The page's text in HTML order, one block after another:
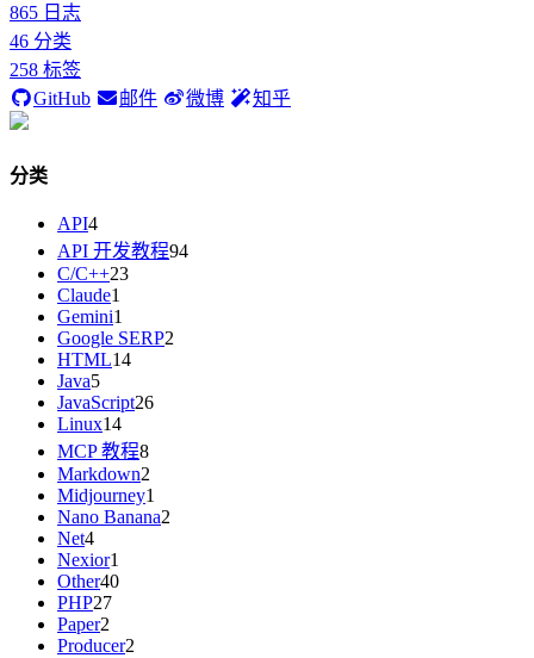
865 日志
46 分类
258 标签
GitHub
邮件 微博 知乎
分类
API4
API 开发教程94
C/C++23
Claude1
Gemini1
Google SERP2
HTML14
Java5
JavaScript26
Linux14
MCP 教程8
Markdown2
Midjourney1
Nano Banana2
Net4
Nexior1
Other40
PHP27
Paper2
Producer2